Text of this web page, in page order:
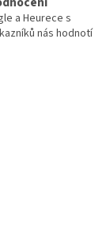
a Heurece s
nás hodnotí